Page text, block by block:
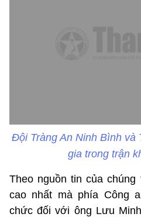
Đội Tràng An Ninh Bình và
gia trong trận
Theo nguồn tin của
cao nhất mà phía Công
chức đối với ông Lưu